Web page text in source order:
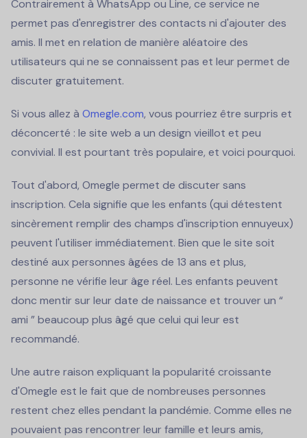
Contrairement à WhatsApp ou Line, ce service ne
permet pas d'enregistrer des contacts ni d'ajouter des
amis. Il met en relation de manière aléatoire des
utilisateurs qui ne se connaissent pas et leur permet de
discuter gratuitement.
Si vous allez à Omegle.com, vous pourriez être surpris et
déconcerté : le site web a un design vieillot et peu
convivial. Il est pourtant très populaire, et voici pourquoi.
Tout d'abord, Omegle permet de discuter sans
inscription. Cela signifie que les enfants (qui détestent
sincèrement remplir des champs d'inscription ennuyeux)
peuvent l'utiliser immédiatement. Bien que le site soit
destiné aux personnes âgées de 13 ans et plus,
personne ne vérifie leur âge réel. Les enfants peuvent
donc mentir sur leur date de naissance et trouver un “
ami ” beaucoup plus âgé que celui qui leur est
recommandé.
Une autre raison expliquant la popularité croissante
d'Omegle est le fait que de nombreuses personnes
restent chez elles pendant la pandémie. Comme elles ne
pouvaient pas rencontrer leur famille et leurs amis,